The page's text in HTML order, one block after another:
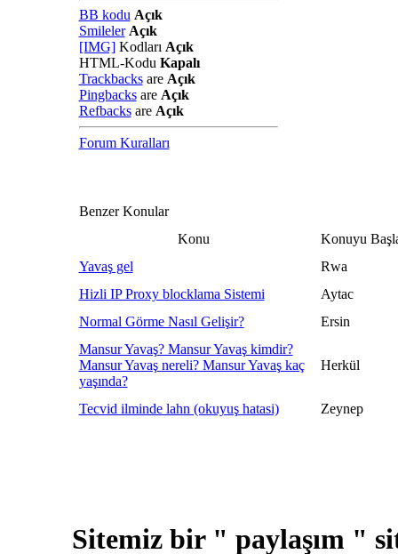
BB kodu Açık
Smileler Açık
[IMG]Kodları Açık
HTML-Kodu Kapalı
Trackbacksare Açık
Pingbacksare Açık
Refbacksare Açık
Forum Kuralları
Benzer Konular
Konu
Konuyu
Yavaş gel
Rwa
Hizli IP Proxy blocklama Sistemi
Aytac
Normal Görme Nasıl Gelişir?
Ersin
Mansur Yavaş? Mansur Yavaş kimdir?
Mansur Yavaş nereli? Mansur Yavaş kaç
yaşında?
Herkül
Tecvid ilminde lahn (okuyuş hatasi) Zeynep
Sitemiz bir " paylaşım "